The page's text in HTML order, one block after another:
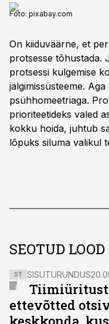
Foto: pixabay.com
On kiiduväärne, et
protsesse tõhustada.
protsessi kulgemise
jälgimissüsteeme.
psühhomeetriaga.
prioriteetideks valed
kokku hoida, juhtub
lõpuks siluma valikul
SEOTUD LOOD
ST SISUTURUNDUS
ettevõtted